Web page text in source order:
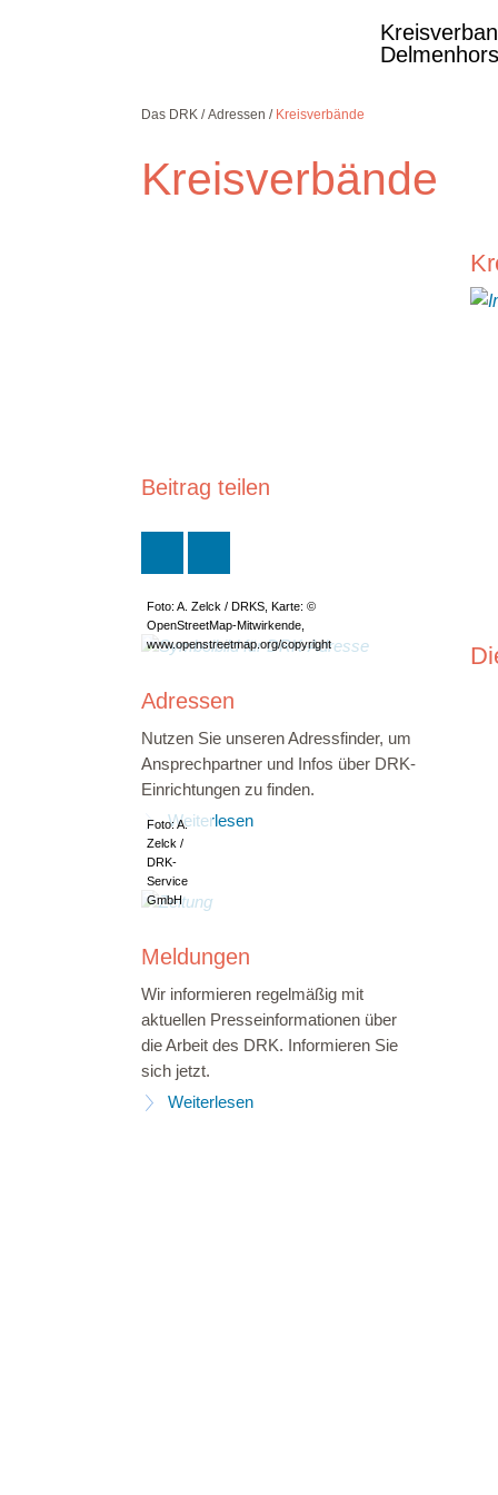
Das DRK Adressen Kreisverbände
Kreisverbände
Beitrag teilen
Foto: A. Zelck / DRKS, Karte: ©
OpenStreetMap-Mitwirkende,
www.openstreetmap.org/copyright
Adressen
Nutzen Sie unseren Adressfinder, um
Ansprechpartner und Infos über DRK-
Einrichtungen zu finden.
Weiterlesen
Foto: A.
Zelck /
DRK-
Service
GmbH
Meldungen
Wir informieren regelmäßig mit
aktuellen Presseinformationen über
die Arbeit des DRK. Informieren Sie
sich jetzt.
Weiterlesen